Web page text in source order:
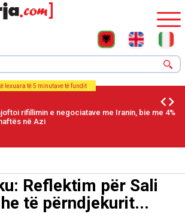
lexuara të 5 minutave të fundit
rifillimin e negociatave me Iranin, bie me 4%
në Azi
Reflektim për Sali
të përndjekurit...